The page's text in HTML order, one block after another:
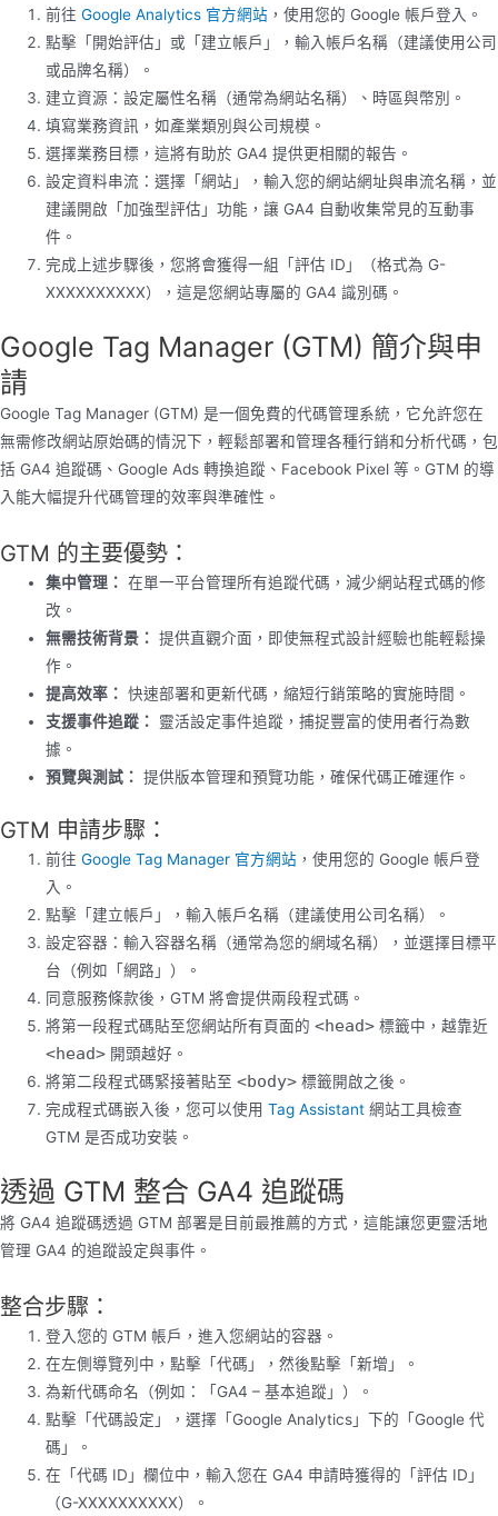
前往Google Analytics 官方網站 ，使用您的 Google 帳戶登入。
點擊「開始評估」或「建立帳戶」，輸入帳戶名稱（建議使用公司
或品牌名稱）。
建立資源：設定屬性名稱（通常為網站名稱）、時區與幣別。
填寫業務資訊，如產業類別與公司規模。
選擇業務目標，這將有助於 GA4 提供更相關的報告。
設定資料串流：選擇「網站」，輸入您的網站網址與串流名稱，並
建議開啟「加強型評估」功能，讓 GA4 自動收集常見的互動事
件。
完成上述步驟後，您將會獲得一組「評估 ID」（格式為 G-
XXXXXXXXXX），這是您網站專屬的 GA4 識別碼。
Google Tag Manager (GTM) 簡介與申
請
Google Tag Manager (GTM) 是一個免費的代碼管理系統，它允許您在
無需修改網站原始碼的情況下，輕鬆部署和管理各種行銷和分析代碼，包
括 GA4 追蹤碼、Google Ads 轉換追蹤、Facebook Pixel 等。GTM 的導
入能大幅提升代碼管理的效率與準確性。
GTM 的主要優勢：
集中管理： 在單一平台管理所有追蹤代碼，減少網站程式碼的修
改。
無需技術背景： 提供直觀介面，即使無程式設計經驗也能輕鬆操
作。
提高效率： 快速部署和更新代碼，縮短行銷策略的實施時間。
支援事件追蹤：
靈活設定事件追蹤，捕捉豐富的使用者行為數
據。
預覽與測試： 提供版本管理和預覽功能，確保代碼正確運作。
GTM 申請步驟：
前往Google Tag Manager 官方網站 ，使用您的 Google 帳戶登
入。
點擊「建立帳戶」，輸入帳戶名稱（建議使用公司名稱）。
設定容器：輸入容器名稱（通常為您的網域名稱），並選擇目標平
台（例如「網路」）。
同意服務條款後，GTM 將會提供兩段程式碼。
將第一段程式碼貼至您網站所有頁面的<head> 標籤中，越靠近
<head> 開頭越好。
將第二段程式碼緊接著貼至<body> 標籤開啟之後。
完成程式碼嵌入後，您可以使用Tag Assistant 網站工具檢查
GTM 是否成功安裝。
透過 GTM 整合 GA4 追蹤碼
將 GA4 追蹤碼透過 GTM 部署是目前最推薦的方式，這能讓您更靈活地
管理 GA4 的追蹤設定與事件。
整合步驟：
登入您的 GTM 帳戶，進入您網站的容器。
在左側導覽列中，點擊「代碼」，然後點擊「新增」。
為新代碼命名（例如：「GA4 – 基本追蹤」）。
點擊「代碼設定」，選擇「Google Analytics」下的「Google 代
碼」。
在「代碼 ID」欄位中，輸入您在 GA4 申請時獲得的「評估 ID」
（G-XXXXXXXXXX）。